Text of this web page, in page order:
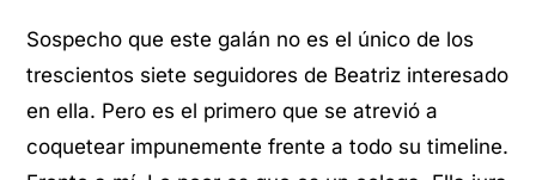
Sospecho que este galán no es el único de los
trescientos siete seguidores de Beatriz interesado
en ella. Pero es el primero que se atrevió a
coquetear impunemente frente a todo su timeline.